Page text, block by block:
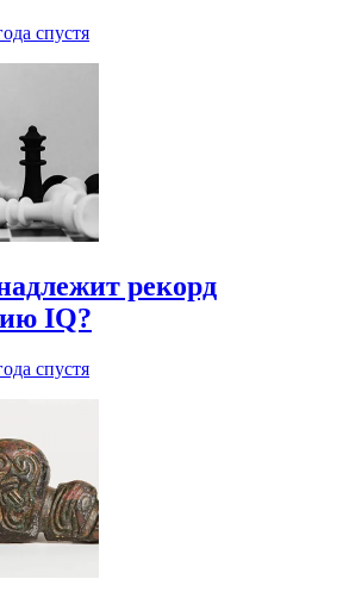
спустя
рекорд
IQ?
спустя